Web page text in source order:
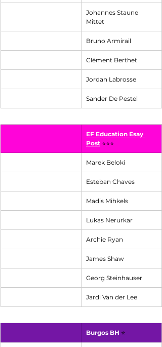
Johannes Staune
Mittet
Bruno Armirail
Clément Berthet
Jordan Labrosse
Sander De Pestel
EF Education Esay
Post ⭐⭐⭐
Marek Beloki
Esteban Chaves
Madis Mihkels
Lukas Nerurkar
Archie Ryan
James Shaw
Georg Steinhauser
Jardi Van der Lee
Burgos BH ⭐